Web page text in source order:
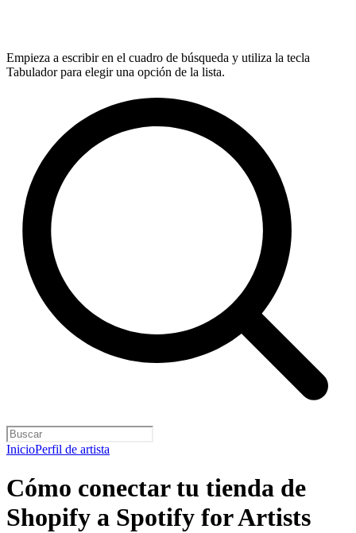
Empieza a escribir en el cuadro de búsqueda y utiliza la tecla
Tabulador para elegir una opción de la lista.
InicioPerfil de artista
Cómo conectar tu tienda de
Shopify a Spotify for Artists